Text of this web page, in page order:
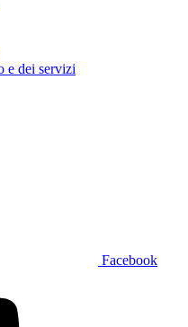
e dei servizi
Facebook